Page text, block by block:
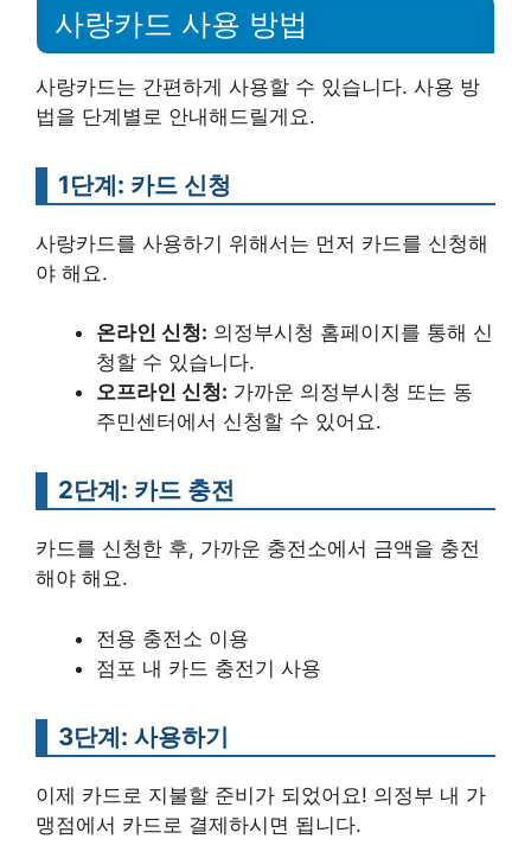
사랑카드 사용 방법
사랑카드는 간편하게 사용할 수 있습니다. 사용 방
법을 단계별로 안내해드릴게요.
1단계: 카드 신청
사랑카드를 사용하기 위해서는 먼저 카드를 신청해
야 해요.
온라인 신청: 의정부시청 홈페이지를 통해 신
청할 수 있습니다.
오프라인 신청: 가까운 의정부시청 또는 동
주민센터에서 신청할 수 있어요.
2단계: 카드 충전
카드를 신청한 후, 가까운 충전소에서 금액을 충전
해야 해요.
전용 충전소 이용
점포 내 카드 충전기 사용
3단계: 사용하기
이제 카드로 지불할 준비가 되었어요! 의정부 내 가
맹점에서 카드로 결제하시면 됩니다.